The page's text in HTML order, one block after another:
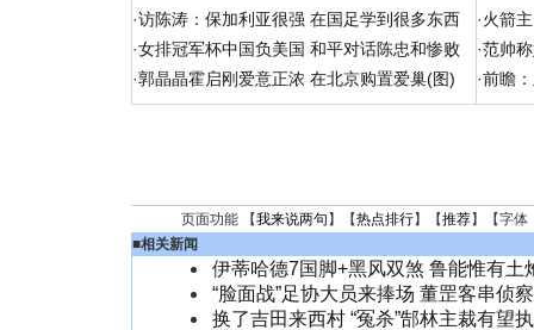
·访陈涛：保加利亚很强 在国足学到很多东西
·女排冠军杯中国负美国 和平对话陈忠和惨败
·郭晶晶霍启刚爱意正浓 在北京购置爱巢(图)
·火箭
·范帅
·前瞻
页面功能 【我来说两句 】【热点排行】【推荐】【字体
■相关新闻
伊蒂哈德7国脚+黑风双煞 鲁能惟有土
“脸面战”足协大员来捧场 董罡客串侦
换了吉田来西村 “冤杀”郜林主裁有望